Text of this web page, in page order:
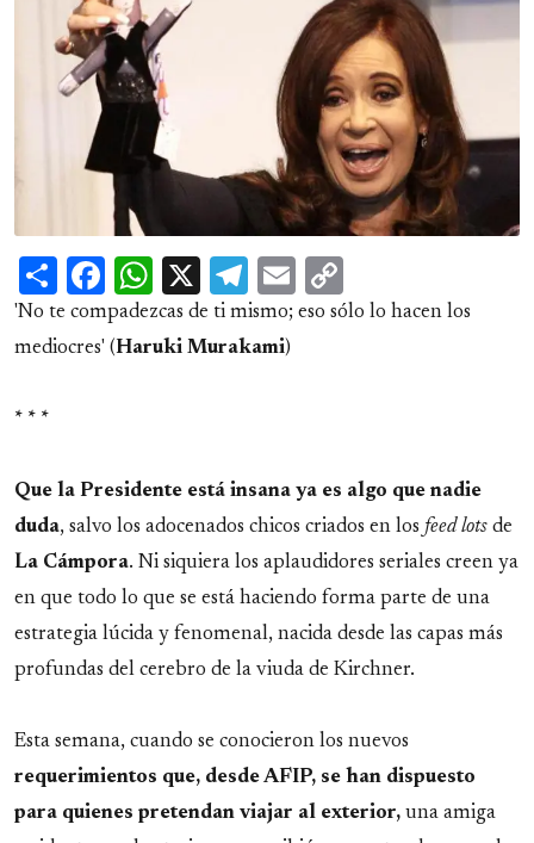
ShareFacebook
WhatsApp
X Telegram
Email
Link
'No te compadezcas de ti mismo; eso sólo lo hacen los
mediocres' (Haruki Murakami)
* * *
Que la Presidente está insana ya es algo que nadie
duda, salvo los adocenados chicos criados en los feed lots de
La Cámpora. Ni siquiera los aplaudidores seriales creen ya
en que todo lo que se está haciendo forma parte de una
estrategia lúcida y fenomenal, nacida desde las capas más
profundas del cerebro de la viuda de Kirchner.
Esta semana, cuando se conocieron los nuevos
requerimientos que, desde AFIP, se han dispuesto
para quienes pretendan viajar al exterior, una amiga